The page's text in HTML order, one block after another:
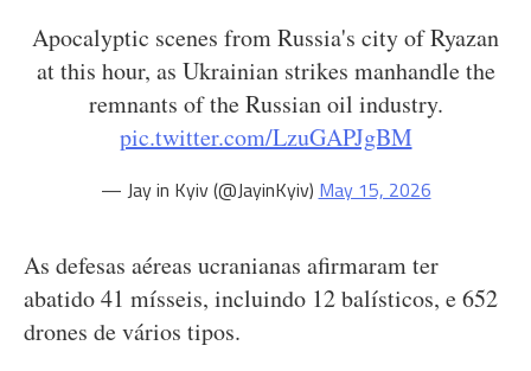
Apocalyptic scenes from Russia's city of Ryazan
at this hour, as Ukrainian strikes manhandle the
remnants of the Russian oil industry.
pic.twitter.com/LzuGAPJgBM
— Jay in Kyiv (@JayinKyiv) May 15, 2026
As defesas aéreas ucranianas afirmaram ter
abatido 41 mísseis, incluindo 12 balísticos, e 652
drones de vários tipos.